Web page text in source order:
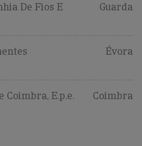
De Fios E
Guarda
Évora
Coimbra, E.p.e. Coimbra